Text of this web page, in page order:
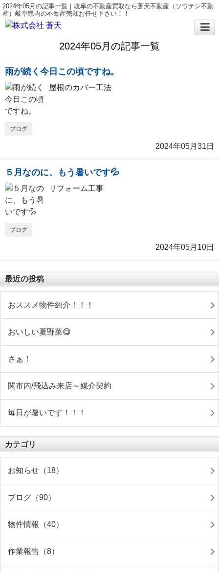
2024年05月の記事一覧｜岐阜の不動産買取なら蒼天不動産（ソウテン不動
産）岐阜県内の不動産売却お任せ下さい！！
2024年05月の記事一覧
雨が続く今日この頃ですね。
屋根のカバー工法
ブログ
2024年05月31日
５月なのに、もう暑いです💦
リフォーム工事
ブログ
2024年05月10日
最近の投稿
おススメ物件紹介！！！
おいしい夏野菜😋
さぁ！
関市内/飛込み来店～媒介契約
毎日が暑いです！！！
カテゴリ
お知らせ（18）
ブログ（90）
物件情報（40）
作業報告（8）